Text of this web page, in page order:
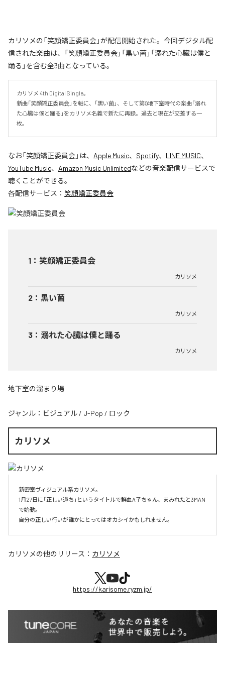
カリソメの「笑顔矯正委員会」が配信開始された。今回デジタル配
信された楽曲は、「笑顔矯正委員会」「黒い菌」「溺れた心臓は僕と
踊る」を含む全3曲となっている。
カリソメ 4th Digital Single。
新曲「笑顔矯正委員会」を軸に、「黒い菌」、そして第0̸地下室時代の楽曲「溺れ
た心臓は僕と踊る」をカリソメ名義で新たに再録。過去と現在が交差する一
枚。
なお「笑顔矯正委員会」は、 Apple Music、 Spotify、 LINE MUSIC、
YouTube Music、 Amazon Music Unlimitedなどの音楽配信サービスで
聴くことができる。
各配信サービス： 笑顔矯正委員会
1 ： 笑顔矯正委員会
カリソメ
2 ： 黒い菌
カリソメ
3 ： 溺れた心臓は僕と踊る
カリソメ
地下室の溜まり場
ジャンル： ビジュアル / J-Pop / ロック
カリソメ
新密室ヴィジュアル系カリソメ。
1月27日に「正しい過ち」というタイトルで鮮血A子ちゃん、まみれたと3MAN
で始動。
自分の正しい行いが誰かにとってはオカシイかもしれません。
カリソメの他のリリース： カリソメ
https://karisome.ryzm.jp/